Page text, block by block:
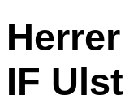
IF